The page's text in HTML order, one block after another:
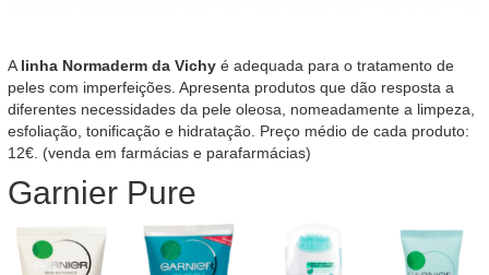
A linha Normaderm da Vichy é adequada para o tratamento de
peles com imperfeições. Apresenta produtos que dão resposta a
diferentes necessidades da pele oleosa, nomeadamente a limpeza,
esfoliação, tonificação e hidratação. Preço médio de cada produto:
12€. (venda em farmácias e parafarmácias)
Garnier Pure